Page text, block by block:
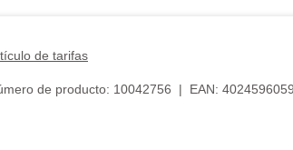
de tarifas
de producto: 10042756 | EAN: